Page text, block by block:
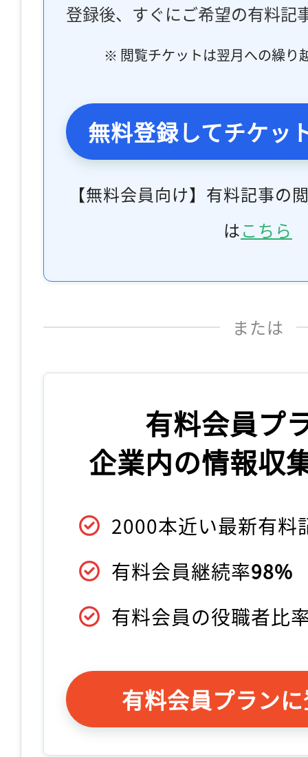
登録後、すぐにご希望の有料記
※ 閲覧チケットは翌月への繰り
無料登録してチケッ
【無料会員向け】有料記事の
はこちら
または
有料会員プ
企業内の情報収
2000本近い最新有料
有料会員継続率98%
有料会員の役職者比
有料会員プラン